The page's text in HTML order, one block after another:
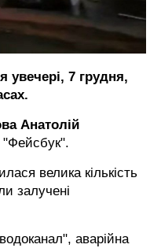
увечері, 7 грудня,
Анатолій
"Фейсбук".
велика кількість
залучені
аварійна